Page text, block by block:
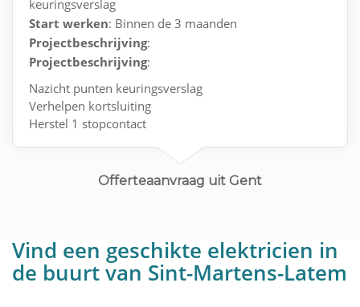
keuringsverslag
Start werken: Binnen de 3 maanden
Projectbeschrijving:
Projectbeschrijving:
Nazicht punten keuringsverslag
Verhelpen kortsluiting
Herstel 1 stopcontact
Offerteaanvraag uit Gent
Vind een geschikte elektricien in
de buurt van Sint-Martens-Latem